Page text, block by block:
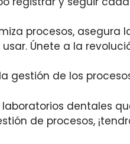
procesos,
Únete a la
gestión de los
dentales
de procesos,